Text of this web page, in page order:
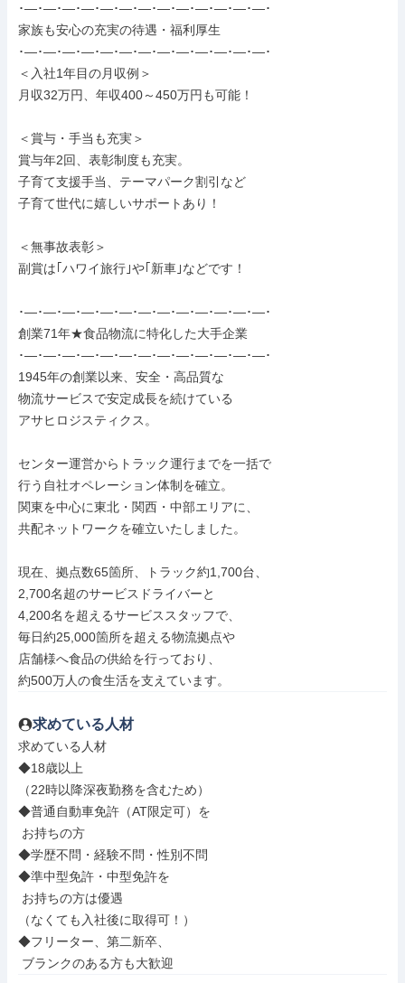
･―･―･―･―･―･―･―･―･―･―･―･―･―･
家族も安心の充実の待遇・福利厚生
･―･―･―･―･―･―･―･―･―･―･―･―･―･
＜入社1年目の月収例＞
月収32万円、年収400～450万円も可能！
＜賞与・手当も充実＞
賞与年2回、表彰制度も充実。
子育て支援手当、テーマパーク割引など
子育て世代に嬉しいサポートあり！
＜無事故表彰＞
副賞は｢ハワイ旅行｣や｢新車｣などです！
･―･―･―･―･―･―･―･―･―･―･―･―･―･
創業71年★食品物流に特化した大手企業
･―･―･―･―･―･―･―･―･―･―･―･―･―･
1945年の創業以来、安全・高品質な
物流サービスで安定成長を続けている
アサヒロジスティクス。
センター運営からトラック運行までを一括で
行う自社オペレーション体制を確立。
関東を中心に東北・関西・中部エリアに、
共配ネットワークを確立いたしました。
現在、拠点数65箇所、トラック約1,700台、
2,700名超のサービスドライバーと
4,200名を超えるサービススタッフで、
毎日約25,000箇所を超える物流拠点や
店舗様へ食品の供給を行っており、
約500万人の食生活を支えています。
求めている人材
求めている人材
◆18歳以上
（22時以降深夜勤務を含むため）
◆普通自動車免許（AT限定可）を
◆学歴不問・経験不問・性別不問
◆準中型免許・中型免許を
（なくても入社後に取得可！）
◆フリーター、第二新卒、
ブランクのある方も大歓迎